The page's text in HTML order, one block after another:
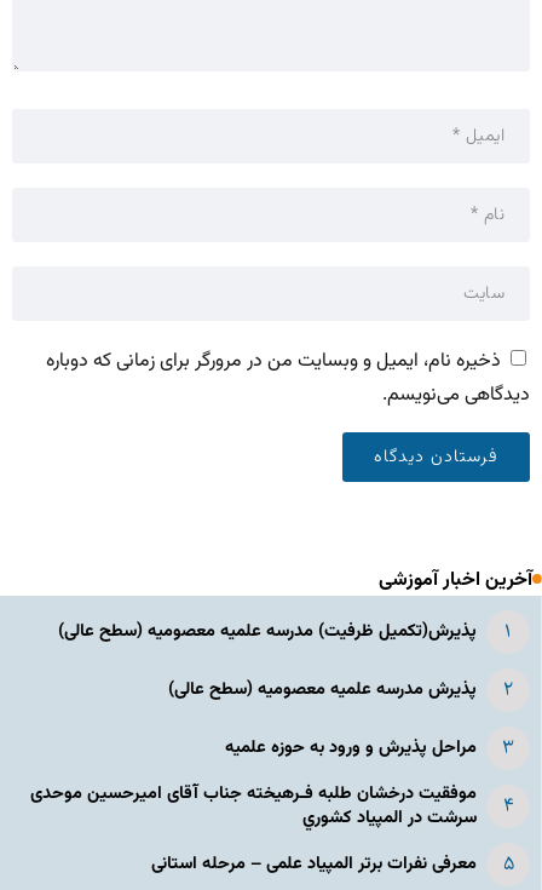
ذخیره نام، ایمیل و وبسایت من در مرورگر برای زمانی که دوباره
دیدگاهی می‌نویسم.
آخرین اخبار آموزشی
پذیرش(تکمیل ظرفیت) مدرسه علمیه معصومیه‌ (سطح عالی)
پذیرش مدرسه علمیه معصومیه‌ (سطح عالی)
مراحل پذیرش و ورود به حوزه علمیه
موفقیت درخشان طلبه فـرهیخته جناب آقای امیرحسین موحدی
سرشت در المپياد كشوري
معرفی نفرات برتر المپیاد علمی – مرحله استانی